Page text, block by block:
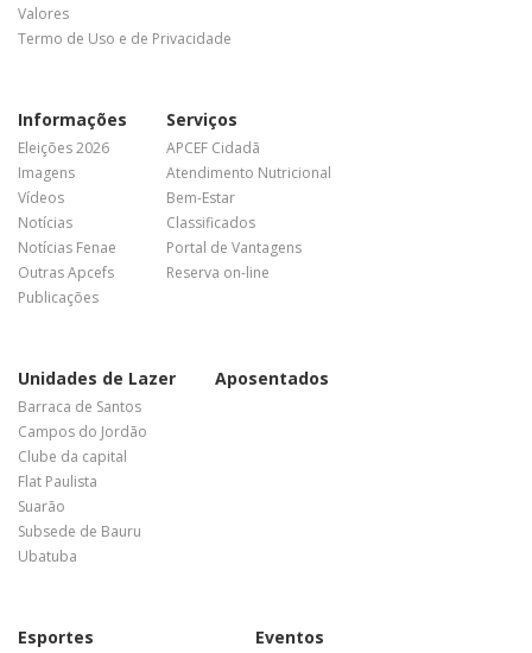
Valores
Termo de Uso e de Privacidade
Informações
Eleições 2026
Imagens
Vídeos
Notícias
Notícias Fenae
Outras Apcefs
Publicações
Serviços
APCEF Cidadã
Atendimento Nutricional
Bem-Estar
Classificados
Portal de Vantagens
Reserva on-line
Unidades de Lazer
Barraca de Santos
Campos do Jordão
Clube da capital
Flat Paulista
Suarão
Subsede de Bauru
Ubatuba
Aposentados
Esportes Eventos